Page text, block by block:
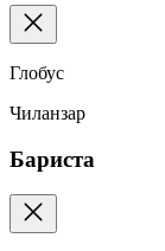
Глобус
Чиланзар
Бариста